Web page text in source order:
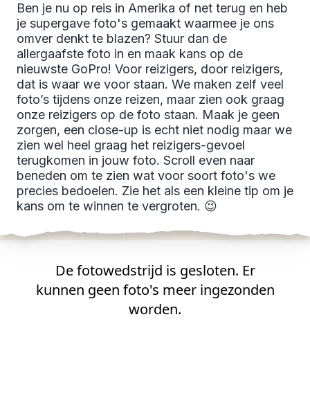
Ben je nu op reis in Amerika of net terug en heb
je supergave foto's gemaakt waarmee je ons
omver denkt te blazen? Stuur dan de
allergaafste foto in en maak kans op de
nieuwste GoPro! Voor reizigers, door reizigers,
dat is waar we voor staan. We maken zelf veel
foto’s tijdens onze reizen, maar zien ook graag
onze reizigers op de foto staan. Maak je geen
zorgen, een close-up is echt niet nodig maar we
zien wel heel graag het reizigers-gevoel
terugkomen in jouw foto. Scroll even naar
beneden om te zien wat voor soort foto's we
precies bedoelen. Zie het als een kleine tip om je
kans om te winnen te vergroten. 😉